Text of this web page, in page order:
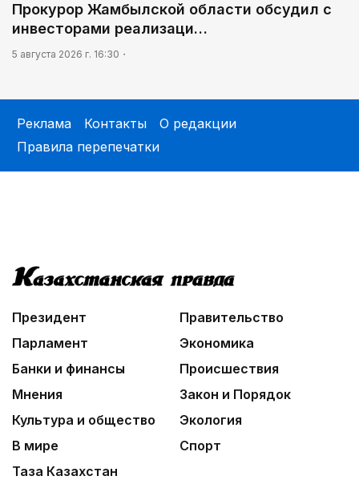
Прокурор Жамбылской области обсудил с
инвесторами реализаци…
5 августа 2026 г. 16:30
Реклама Контакты
О редакции
Правила перепечатки
Президент
Правительство
Парламент
Экономика
Банки и финансы
Происшествия
Мнения
Закон и Порядок
Культура и общество
Экология
В мире
Спорт
Таза Казахстан